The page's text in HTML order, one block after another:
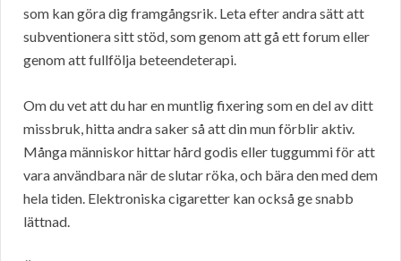
som kan göra dig framgångsrik. Leta efter andra sätt att
subventionera sitt stöd, som genom att gå ett forum eller
genom att fullfölja beteendeterapi.
Om du vet att du har en muntlig fixering som en del av ditt
missbruk, hitta andra saker så att din mun förblir aktiv.
Många människor hittar hård godis eller tuggummi för att
vara användbara när de slutar röka, och bära den med dem
hela tiden. Elektroniska cigaretter kan också ge snabb
lättnad.